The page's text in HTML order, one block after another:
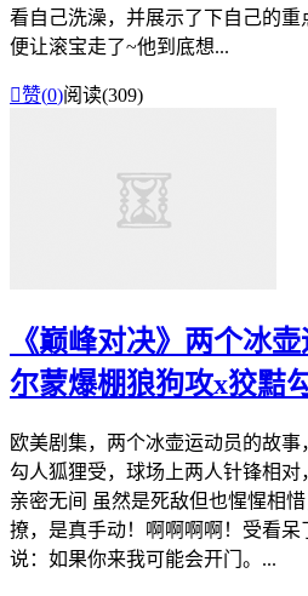
看自己洗澡，并展示了下自己的重
便让滚宝走了~他到底想...
赞(0)阅读(309)
《巅峰对决》两个冰
尔蒙爆棚狼狗攻x狡黠
欧美剧集，两个冰壶运动员的故
勾人狐狸受，球场上两人针锋相
亲密无间 虽然是死敌但也惺惺相
撩，是真手动！啊啊啊啊！受看
说：如果你来我可能会开门。...